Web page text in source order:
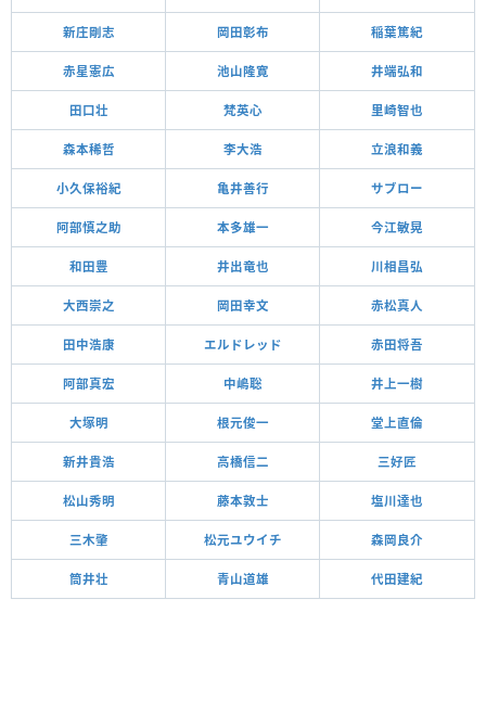
新庄剛志 岡田彰布 稲葉篤紀
赤星憲広 池山隆寛 井端弘和
田口壮 梵英心 里崎智也
森本稀哲 李大浩 立浪和義
小久保裕紀 亀井善行 サブロー
阿部慎之助 本多雄一 今江敏晃
和田豊 井出竜也 川相昌弘
大西崇之 岡田幸文 赤松真人
田中浩康 エルドレッド 赤田将吾
阿部真宏 中嶋聡 井上一樹
大塚明 根元俊一 堂上直倫
新井貴浩 高橋信二 三好匠
松山秀明 藤本敦士 塩川達也
三木肇 松元ユウイチ 森岡良介
筒井壮 青山道雄 代田建紀